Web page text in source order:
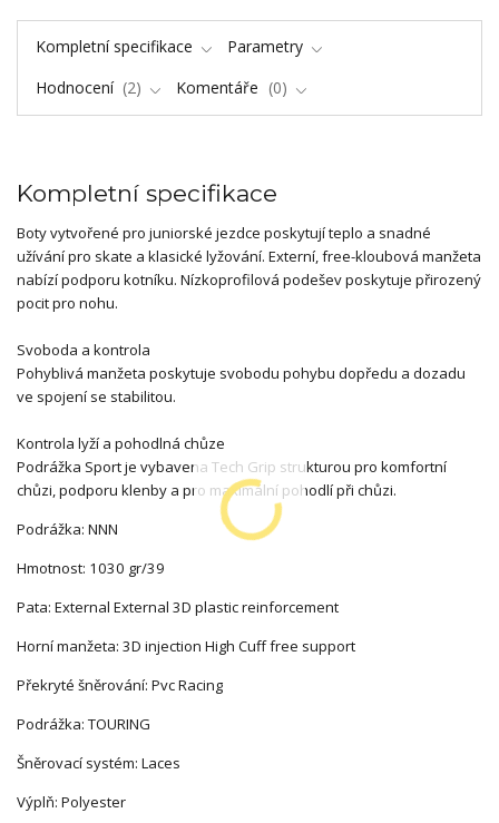
Kompletní specifikace
Parametry
Hodnocení
2 Komentáře 0
Kompletní specifikace
Boty vytvořené pro juniorské jezdce poskytují teplo a snadné
užívání pro skate a klasické lyžování. Externí, free-kloubová manžeta
nabízí podporu kotníku. Nízkoprofilová podešev poskytuje přirozený
pocit pro nohu.
Svoboda a kontrola
Pohyblivá manžeta poskytuje svobodu pohybu dopředu a dozadu
ve spojení se stabilitou.
Kontrola lyží a pohodlná chůze
Podrážka Sport je vybavena Tech Grip strukturou pro komfortní
chůzi, podporu klenby a pro maximální pohodlí při chůzi.
Podrážka: NNN
Hmotnost: 1030 gr/39
Pata: External External 3D plastic reinforcement
Horní manžeta: 3D injection High Cuff free support
Překryté šněrování: Pvc Racing
Podrážka: TOURING
Šněrovací systém: Laces
Výplň: Polyester